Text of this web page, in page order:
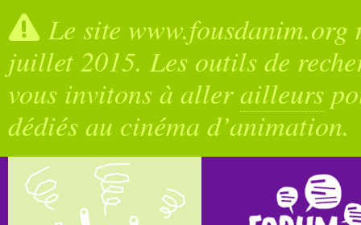
Le site
juillet 2015. Les outils de
vous invitons à allerailleurs
dédiés au cinéma d’animation.